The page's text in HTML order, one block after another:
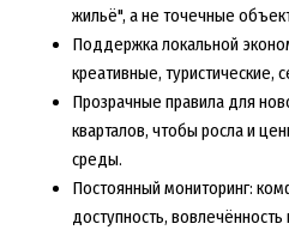
жильё", а не точечные
Поддержка локальной
креативные, туристические,
Прозрачные правила для
кварталов, чтобы росла и
среды.
Постоянный мониторинг:
доступность, вовлечённость